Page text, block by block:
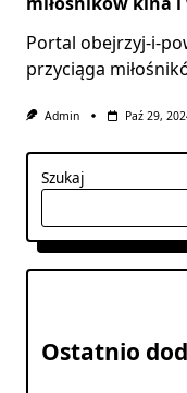
Portal obejrzyj-i-
przyciąga
Admin Paź 29,
Szukaj
Ostatnio